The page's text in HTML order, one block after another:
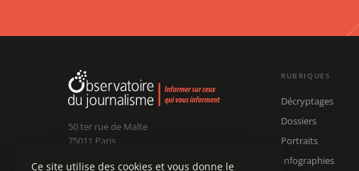
50 ter rue de Malte
75011 Paris
RUBRIQUES
Décryptages
Dossiers
Portraits
Infographies
Ce site utilise des cookies et vous donne le